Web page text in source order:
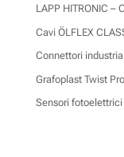
LAPP HITRONIC –
Cavi ÖLFLEX
Connettori
Grafoplast Twist
Sensori